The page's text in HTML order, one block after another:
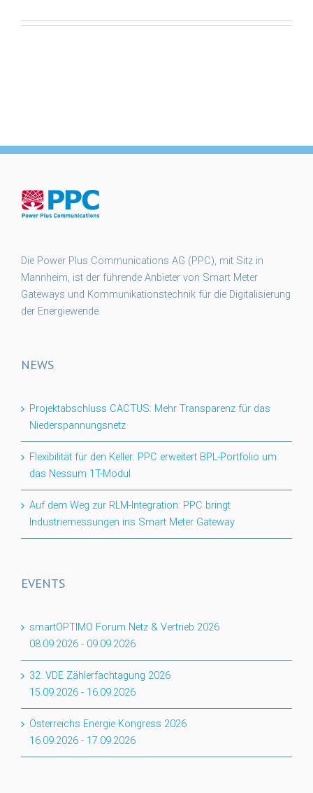
Die Power Plus Communications AG (PPC), mit Sitz in
Mannheim, ist der führende Anbieter von Smart Meter
Gateways und Kommunikationstechnik für die Digitalisierung
der Energiewende.
NEWS
Projektabschluss CACTUS: Mehr Transparenz für das
Niederspannungsnetz
Flexibilität für den Keller: PPC erweitert BPL-Portfolio um
das Nessum 1T-Modul
Auf dem Weg zur RLM-Integration: PPC bringt
Industriemessungen ins Smart Meter Gateway
EVENTS
smartOPTIMO Forum Netz & Vertrieb 2026
08.09.2026 - 09.09.2026
32. VDE Zählerfachtagung 2026
15.09.2026 - 16.09.2026
Österreichs Energie Kongress 2026
16.09.2026 - 17.09.2026